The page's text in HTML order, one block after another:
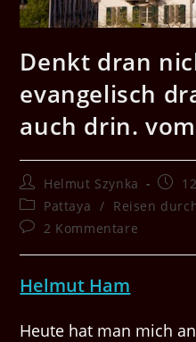
Denkt dran
evangelisch
auch drin.
Beitrags-
Autor:
Helmut Szynka
Beitrags-
Kategorie:
Pattaya / Reisen
Beitrags-
2 Kommentare
Helmut Ham
Heute hat man mich